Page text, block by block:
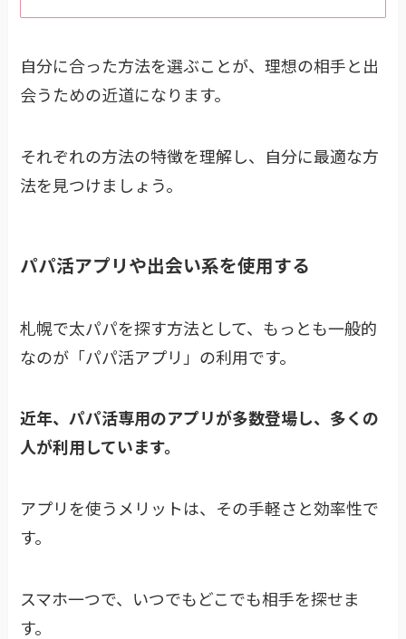
自分に合った方法を選ぶことが、理想の相手と出
会うための近道になります。
それぞれの方法の特徴を理解し、自分に最適な方
法を見つけましょう。
パパ活アプリや出会い系を使用する
札幌で太パパを探す方法として、もっとも一般的
なのが「パパ活アプリ」の利用です。
近年、パパ活専用のアプリが多数登場し、多くの
人が利用しています。
アプリを使うメリットは、その手軽さと効率性で
す。
スマホ一つで、いつでもどこでも相手を探せま
す。